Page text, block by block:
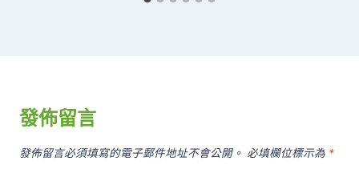
發佈留言
發佈留言必須填寫的電子郵件地址不會公開。 必填欄位標示為 *